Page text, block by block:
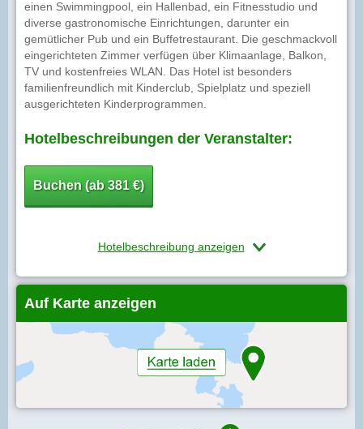
einen Swimmingpool, ein Hallenbad, ein Fitnesstudio und
diverse gastronomische Einrichtungen, darunter ein
gemütlicher Pub und ein Buffetrestaurant. Die geschmackvoll
eingerichteten Zimmer verfügen über Klimaanlage, Balkon,
TV und kostenfreies WLAN. Das Hotel ist besonders
familienfreundlich mit Kinderclub, Spielplatz und speziell
ausgerichteten Kinderprogrammen.
Hotelbeschreibungen der Veranstalter:
Buchen (ab 381 €)
Hotelbeschreibung anzeigen
Auf Karte anzeigen